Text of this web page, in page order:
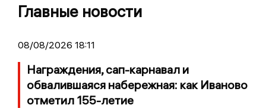
Главные новости
08/08/2026 18:11
Награждения, сап-карнавал и
обвалившаяся набережная: как Иваново
отметил 155-летие